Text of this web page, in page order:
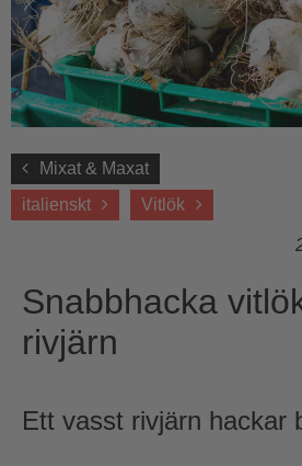
Mixat & Maxat
italienskt
Vitlök
Snabbhacka
rivjärn
Ett vasst rivjärn hackar